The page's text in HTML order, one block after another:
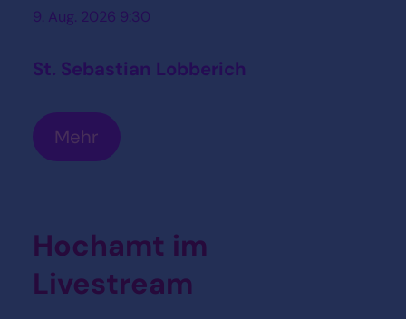
9. Aug. 2026 9:30
St. Sebastian Lobberich
Mehr
Hochamt im
Livestream